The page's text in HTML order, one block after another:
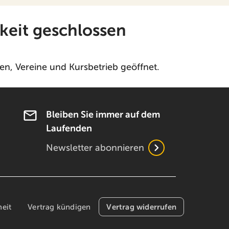
geschlossen
Vereine und Kursbetrieb geöffnet.
Bleiben Sie immer auf dem
Laufenden
Newsletter abonnieren
Vertrag kündigen Vertrag widerrufen